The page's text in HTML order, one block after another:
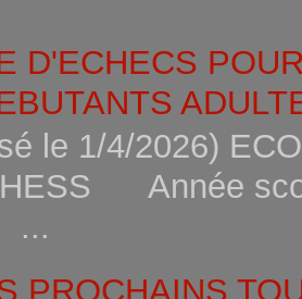
D'ECHECS
le 1/4/2026)
Année
PROCHAINS